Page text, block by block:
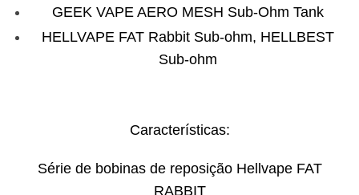
GEEK VAPE AERO MESH Sub-Ohm Tank
HELLVAPE FAT Rabbit Sub-ohm, HELLBEST
Sub-ohm
Características:
Série de bobinas de reposição Hellvape FAT
RABBIT